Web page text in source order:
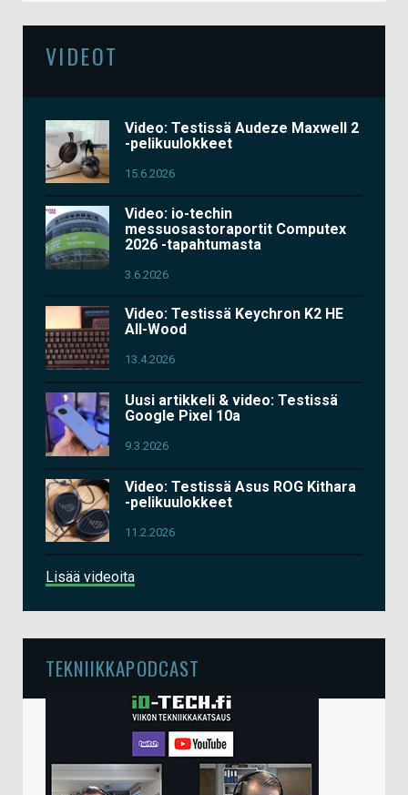
VIDEOT
Video: Testissä Audeze Maxwell 2
-pelikuulokkeet
15.6.2026
Video: io-techin
messuosastoraportit Computex
2026 -tapahtumasta
3.6.2026
Video: Testissä Keychron K2 HE
All-Wood
13.4.2026
Uusi artikkeli & video: Testissä
Google Pixel 10a
9.3.2026
Video: Testissä Asus ROG Kithara
-pelikuulokkeet
11.2.2026
Lisää videoita
TEKNIIKKAPODCAST